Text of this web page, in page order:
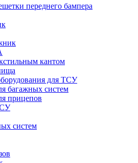
переднего бампера
кантом
для ТСУ
багажных систем
прицепов
систем